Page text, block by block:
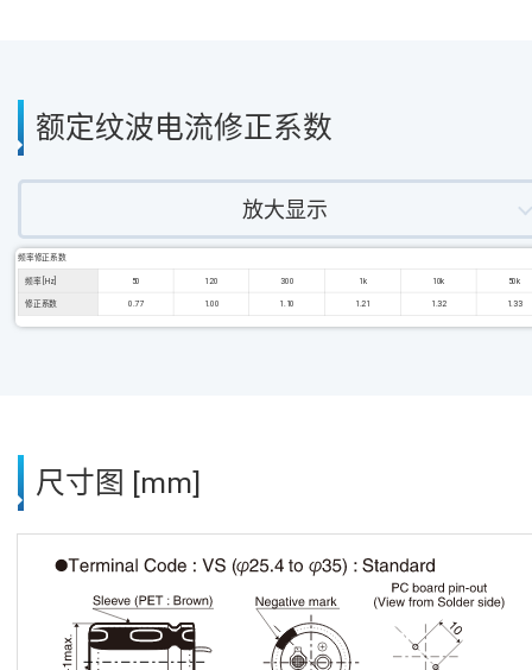
额定纹波电流修正系数
放大显示
频率修正系数
频率 [Hz] 50 120 300 1k 10k 50k
修正系数 0.77 1.00 1.10 1.21 1.32 1.33
尺寸图 [mm]